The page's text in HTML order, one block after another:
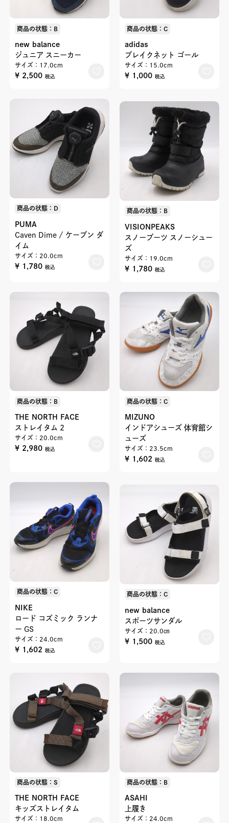
商品の状態：B
new balance
ジュニア スニーカー
サイズ：17.0cm
¥ 2,500 税込
商品の状態：C
adidas
ブレイクネット ゴール
サイズ：15.0cm
¥ 1,000 税込
商品の状態：D
PUMA
Caven Dime / ケーブン ダ
イム
サイズ：20.0cm
¥ 1,780 税込
商品の状態：B
VISIONPEAKS
スノーブーツ スノーシュー
ズ
サイズ：19.0cm
¥ 1,780 税込
商品の状態：B
THE NORTH FACE
ストレイタム 2
サイズ：20.0cm
¥ 2,980 税込
商品の状態：C
MIZUNO
インドアシューズ 体育館シ
ューズ
サイズ：23.5cm
¥ 1,602 税込
商品の状態：C
NIKE
ロード コズミック ランナ
ー GS
サイズ：24.0cm
¥ 1,602 税込
商品の状態：C
new balance
スポーツサンダル
サイズ：20.0㎝
¥ 1,500 税込
商品の状態：S
THE NORTH FACE
キッズストレイタム
サイズ：18.0cm
商品の状態：B
ASAHI
上履き
サイズ：24.0cm